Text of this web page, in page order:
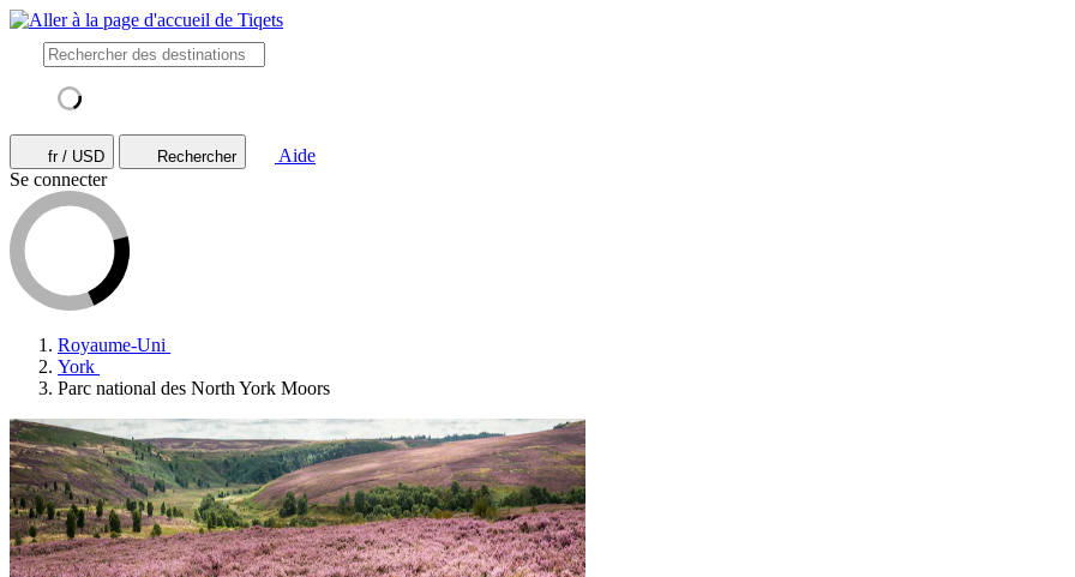
fr / USD Rechercher
Aide
Se connecter
Royaume-Uni
York
Parc national des North York Moors